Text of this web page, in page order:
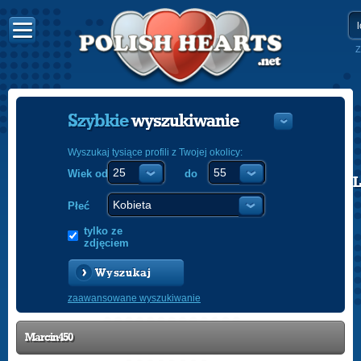
POLISH
Szybkiewyszukiwanie
Wyszukaj tysiące profili z Twojej okolicy:
Wiek od do
Płeć
tylko ze
zdjęciem
Wyszukaj
zaawansowane wyszukiwanie
Marcin450